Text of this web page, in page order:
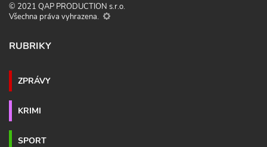
© 2021 QAP PRODUCTION s.r.o.
Všechna práva vyhrazena.
RUBRIKY
ZPRÁVY
KRIMI
SPORT